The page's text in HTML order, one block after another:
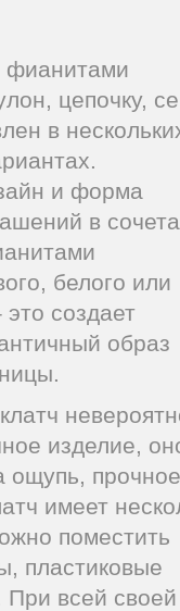
фианитами
цепочку,
в
и форма
в
белого или
создает
образ
изделие,
ощупь,
имеет
поместить
пластиковые
При всей своей